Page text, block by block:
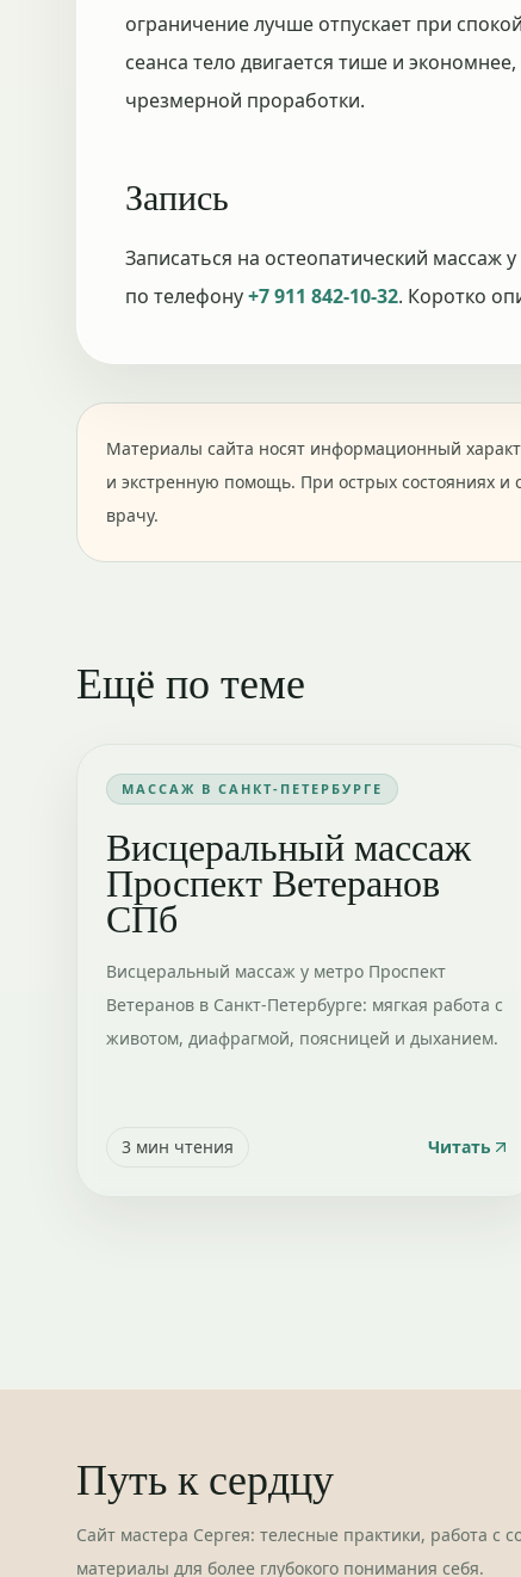
ограничение лучше отпускает при
сеанса тело двигается тише и
чрезмерной проработки.
Запись
Записаться на остеопатический
по телефону+7 911 842-10-32. Коротко
Материалы сайта носят информационный
и экстренную помощь. При острых состояниях
врачу.
Ещё по теме
МАССАЖ В САНКТ-ПЕТЕРБУРГЕ
Висцеральный массаж
Проспект Ветеранов
СПб
Висцеральный массаж у метро Проспект
Ветеранов в Санкт-Петербурге: мягкая работа с
животом, диафрагмой, поясницей и дыханием.
3 мин чтения Читать
Путь к сердцу
Сайт мастера Сергея: телесные практики, работа с
материалы для более глубокого понимания себя.